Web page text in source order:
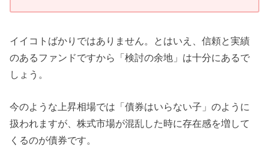
イイコトばかりではありません。とはいえ、信頼と実績
のあるファンドですから「検討の余地」は十分にあるで
しょう。
今のような上昇相場では「債券はいらない子」のように
扱われますが、株式市場が混乱した時に存在感を増して
くるのが債券です。